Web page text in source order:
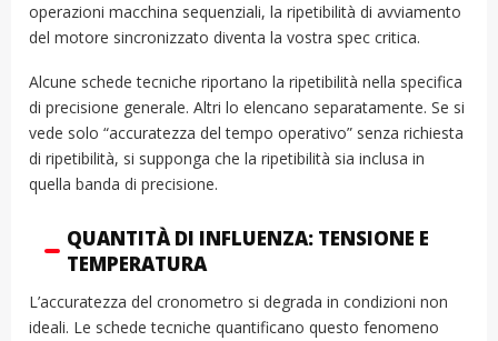
operazioni macchina sequenziali, la ripetibilità di avviamento
del motore sincronizzato diventa la vostra spec critica.
Alcune schede tecniche riportano la ripetibilità nella specifica
di precisione generale. Altri lo elencano separatamente. Se si
vede solo “accuratezza del tempo operativo” senza richiesta
di ripetibilità, si supponga che la ripetibilità sia inclusa in
quella banda di precisione.
QUANTITÀ DI INFLUENZA: TENSIONE E
TEMPERATURA
L’accuratezza del cronometro si degrada in condizioni non
ideali. Le schede tecniche quantificano questo fenomeno